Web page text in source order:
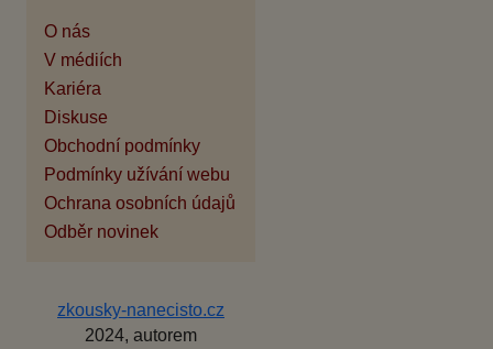
O nás
V médiích
Kariéra
Diskuse
Obchodní podmínky
Podmínky užívání webu
Ochrana osobních údajů
Odběr novinek
zkousky-nanecisto.cz
2024, autorem